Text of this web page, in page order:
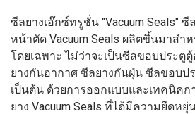
ซีลยางเอ๊กซ์ทรูชั่น "Vacuum Seals"
หน้าตัด Vacuum Seals ผลิตขึ้นมาสำ
โดยเฉพาะ ไม่ว่าจะเป็นซีลขอบประตู
ยางกันอากาศ ซีลยางกันฝุ่น ซีลขอบป
เป็นต้น ด้วยการออกแบบและเทคนิคก
ยาง Vacuum Seals ที่ได้มีความยืดห